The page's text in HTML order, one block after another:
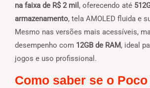
na faixa de R$ 2 mil , oferecendo até
armazenamento, tela AMOLED fluida e
Mesmo nas versões mais acessíveis,
desempenho com 12GB de RAM, ideal
jogos e uso profissional.
Como saber se o